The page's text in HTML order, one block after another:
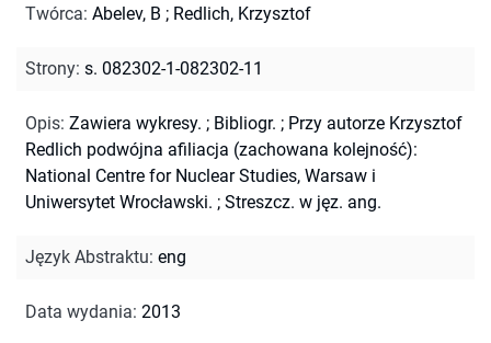
Twórca: Abelev, B ; Redlich, Krzysztof
Strony: s. 082302-1-082302-11
Opis: Zawiera wykresy. ; Bibliogr. ; Przy autorze Krzysztof
Redlich podwójna afiliacja (zachowana kolejność):
National Centre for Nuclear Studies, Warsaw i
Uniwersytet Wrocławski. ; Streszcz. w jęz. ang.
Język Abstraktu: eng
Data wydania: 2013